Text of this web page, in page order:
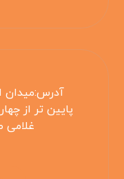
آدرس:میدان
پایین تر از
غلامی